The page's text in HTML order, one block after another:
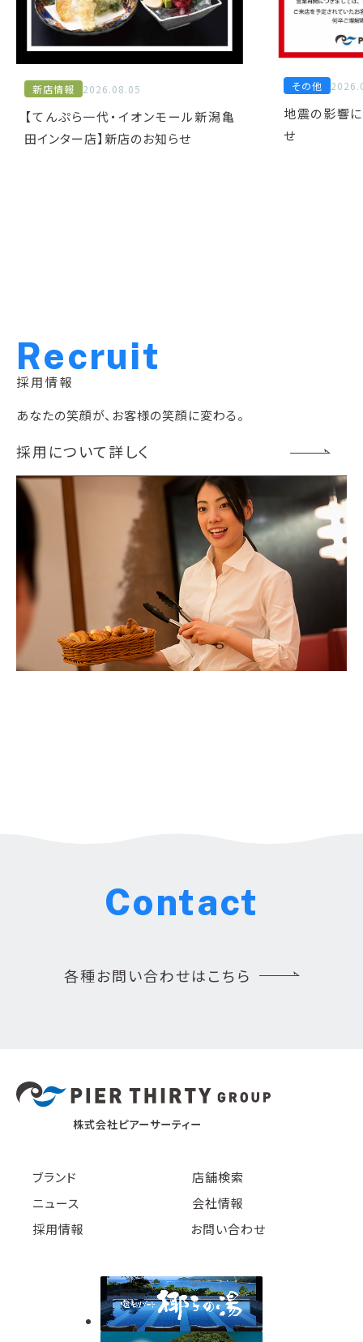
新店情報 2026.08.05
【てんぷら一代・イオンモール新潟亀
田インター店】新店のお知らせ
その他
地震の影響
せ
Recruit
採用情報
あなたの笑顔が、お客様の笑顔に変わる。
採用について詳しく
Contact
各種お問い合わせはこちら
株式会社ピアーサーティー
ブランド
店舗検索
ニュース
会社情報
採用情報
お問い合わせ